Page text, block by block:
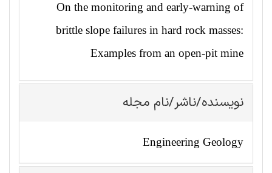
On the monitoring and early-warning of
brittle slope failures in hard rock masses:
Examples from an open-pit mine
نویسنده/ناشر/نام مجله
Engineering Geology